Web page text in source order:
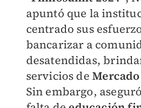
apuntó que la
centrado sus
bancarizar a
desatendidas,
servicios de
Sin embargo,